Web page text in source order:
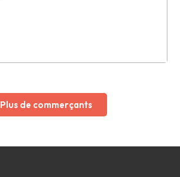
Plus de commerçants